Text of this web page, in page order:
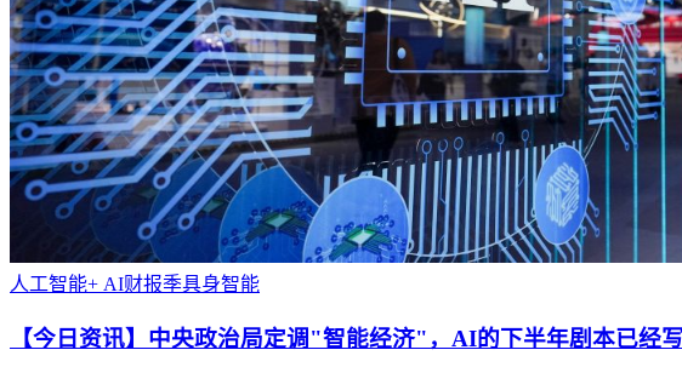
人工智能+ AI财报季具身智能
【今日资讯】中央政治局定调"智能经济"，AI的下半年剧本已经